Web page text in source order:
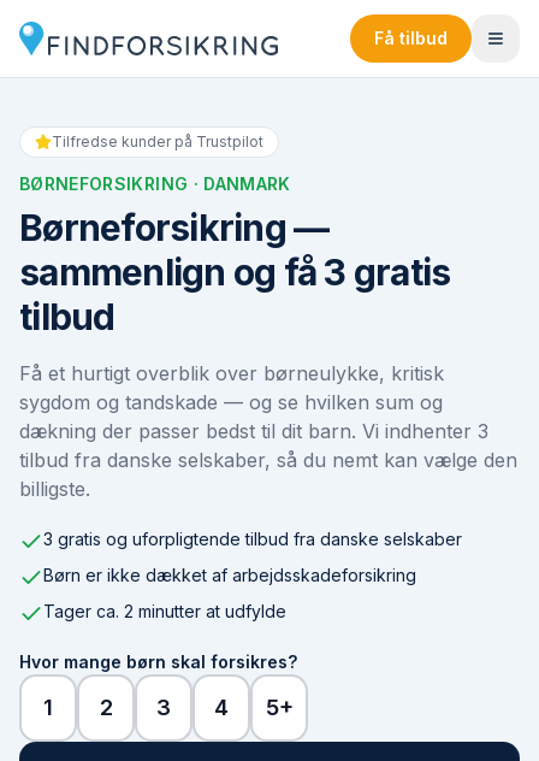
Få tilbud
Tilfredse kunder på Trustpilot
BØRNEFORSIKRING · DANMARK
Børneforsikring —
sammenlign og få 3 gratis
tilbud
Få et hurtigt overblik over børneulykke, kritisk
sygdom og tandskade — og se hvilken sum og
dækning der passer bedst til dit barn. Vi indhenter 3
tilbud fra danske selskaber, så du nemt kan vælge den
billigste.
3 gratis og uforpligtende tilbud fra danske selskaber
Børn er ikke dækket af arbejdsskadeforsikring
Tager ca. 2 minutter at udfylde
Hvor mange børn skal forsikres?
1 2 3 4 5+